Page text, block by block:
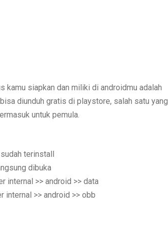
kamu siapkan dan miliki di androidmu adalah
diunduh gratis di playstore, salah satu yang
untuk pemula.
terinstall
dibuka
internal >> android >> data
internal >> android >> obb